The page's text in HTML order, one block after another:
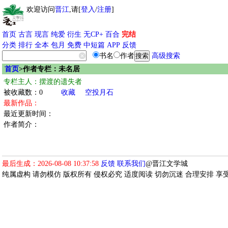
欢迎访问晋江,请[登入/注册]
首页 古言 现言 纯爱 衍生 无CP+ 百合 完结
分类 排行 全本 包月 免费 中短篇 APP 反馈
书名
作者
高级搜索
首页>作者专栏：未名居
专栏主人：摆渡的遗失者
被收藏数：0
收藏
空投月石
最新作品：
最近更新时间：
作者简介：
最后生成：2026-08-08 10:37:58 反馈 联系我们@晋江文学城
纯属虚构 请勿模仿 版权所有 侵权必究 适度阅读 切勿沉迷 合理安排 享